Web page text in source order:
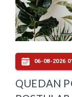
06-08-2026
QUEDAN